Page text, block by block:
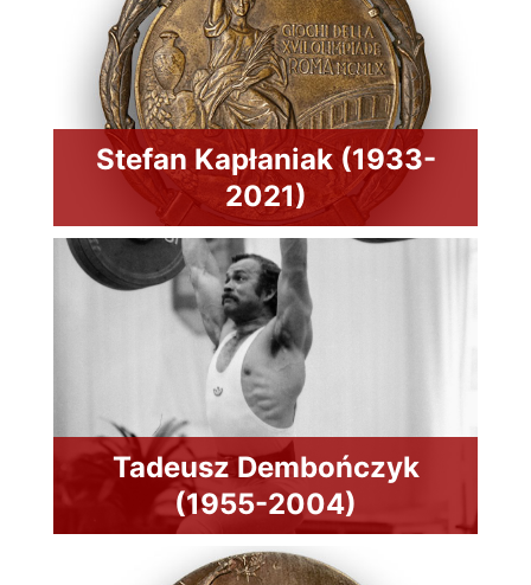
Stefan Kapłaniak (1933-
2021)
Tadeusz Dembończyk
(1955-2004)